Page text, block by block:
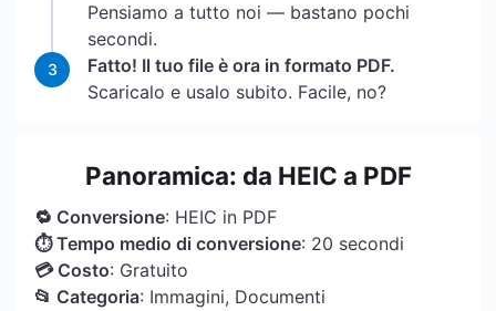
Pensiamo a tutto noi — bastano pochi
secondi.
3
Fatto! Il tuo file è ora in formato PDF.
Scaricalo e usalo subito. Facile, no?
Panoramica: da HEIC a PDF
🔁 Conversione: HEIC in PDF
⏱ Tempo medio di conversione: 20 secondi
💳 Costo: Gratuito
📂 Categoria: Immagini, Documenti